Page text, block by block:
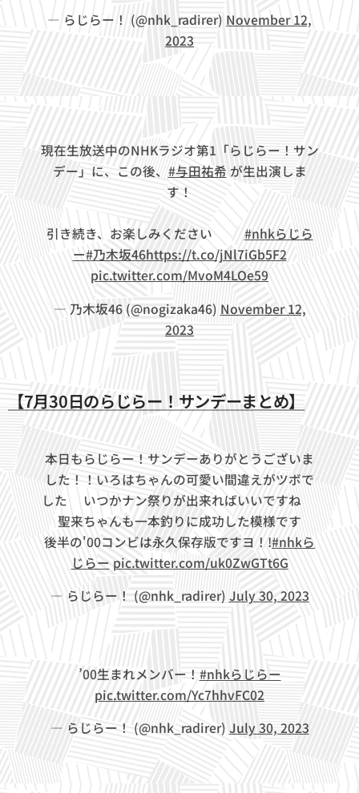
— らじらー！ (@nhk_radirer) November 12,
2023
現在生放送中のNHKラジオ第1「らじらー！サン
デー」に、この後、 #与田祐希 が生出演しま
す！
引き続き、お楽しみください😊🎶 #nhkらじら
ー#乃木坂46https://t.co/jNl7iGb5F2
pic.twitter.com/MvoM4LOe59
— 乃木坂46 (@nogizaka46) November 12,
2023
【7月30日のらじらー！サンデーまとめ】
本日もらじらー！サンデーありがとうございま
した！！いろはちゃんの可愛い間違えがツボで
した➰いつかナン祭りが出来ればいいですね😋
💓聖来ちゃんも一本釣りに成功した模様です✨
後半の'00コンビは永久保存版ですヨ！!#nhkら
じらー pic.twitter.com/uk0ZwGTt6G
— らじらー！ (@nhk_radirer) July 30, 2023
’00生まれメンバー！ #nhkらじらー
pic.twitter.com/Yc7hhvFC02
— らじらー！ (@nhk_radirer) July 30, 2023